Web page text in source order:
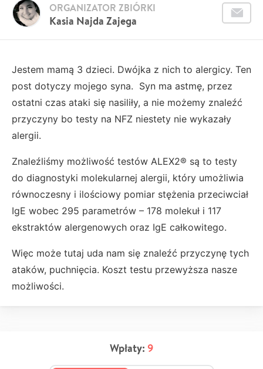
Kasia Najda Zajega
ORGANIZATOR ZBIÓRKI
Jestem mamą 3 dzieci. Dwójka z nich to alergicy. Ten
post dotyczy mojego syna. Syn ma astmę, przez
ostatni czas ataki się nasiliły, a nie możemy znaleźć
przyczyny bo testy na NFZ niestety nie wykazały
alergii.
Znaleźliśmy możliwość testów ALEX2® są to testy
do diagnostyki molekularnej alergii, który umożliwia
równoczesny i ilościowy pomiar stężenia przeciwciał
IgE wobec 295 parametrów – 178 molekuł i 117
ekstraktów alergenowych oraz IgE całkowitego.
Więc może tutaj uda nam się znaleźć przyczynę tych
ataków, puchnięcia. Koszt testu przewyższa nasze
możliwości.
Wpłaty: 9